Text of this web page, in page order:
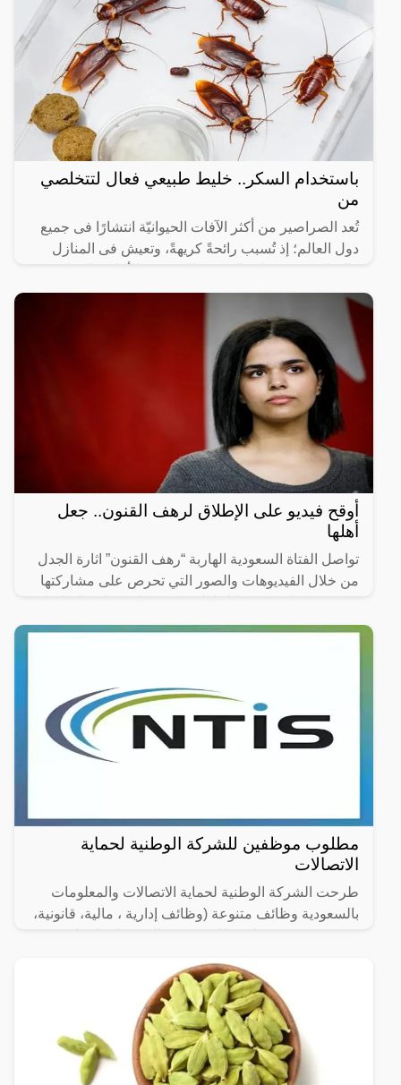
باستخدام السكر.. خليط طبيعي فعال لتتخلصي
من
تُعد الصراصير من أكثر الآفات الحيوانيّة انتشارًا فى جميع
دول العالم؛ إذ تُسبب رائحةً كريهةً، وتعيش فى المنازل
أوقح فيديو على الإطلاق لرهف القنون.. جعل
أهلها
تواصل الفتاة السعودية الهاربة “رهف القنون” اثارة الجدل
من خلال الفيديوهات والصور التي تحرص على مشاركتها
مطلوب موظفين للشركة الوطنية لحماية
الاتصالات
طرحت الشركة الوطنية لحماية الاتصالات والمعلومات
بالسعودية وظائف متنوعة (وظائف إدارية ، مالية، قانونية،